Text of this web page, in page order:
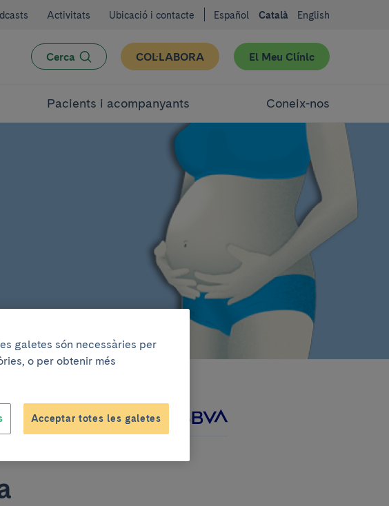
Activitats Ubicació i contacte Español Català English
Cerca COL·LABORA El Meu Clínic
Pacients i acompanyants Coneix-nos
elaborat conjuntament amb
galetes són necessàries per
o per obtenir més
Acceptar totes les galetes